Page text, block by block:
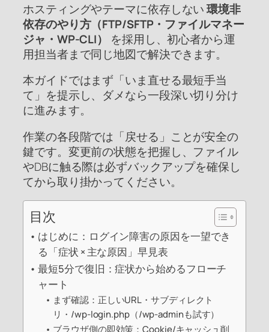
ホスティングやテーマに依存しない環境非
依存のやり方（FTP/SFTP・ファイルマネー
ジャ・WP-CLI）
を採用し、初心者から運
用担当者まで同じ地図で解決できます。
本ガイドではまず「いま直せる最短手当
て」を提示し、ダメなら一段深い切り分け
に進みます。
作業の各段階では「戻せる」ことが安全の
鍵です。変更前の状態を把握し、ファイル
やDBに触る際は必ずバックアップを確保し
てから取り掛かってください。
目次
はじめに：ログイン障害の原因を一望でき
る「症状 × 主な原因」早見表
最短5分で復旧：症状から始めるフローチ
ャート
まず確認：正しいURL・サブディレクト
リ・/wp-login.php（/wp-adminも試す）